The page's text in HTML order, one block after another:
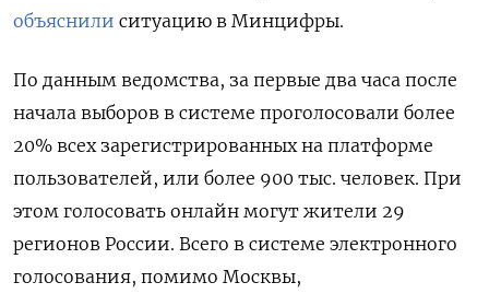
объяснили ситуацию в Минцифры.
По данным ведомства, за первые два часа после
начала выборов в системе проголосовали более
20% всех зарегистрированных на платформе
пользователей, или более 900 тыс. человек. При
этом голосовать онлайн могут жители 29
регионов России. Всего в системе электронного
голосования, помимо Москвы,